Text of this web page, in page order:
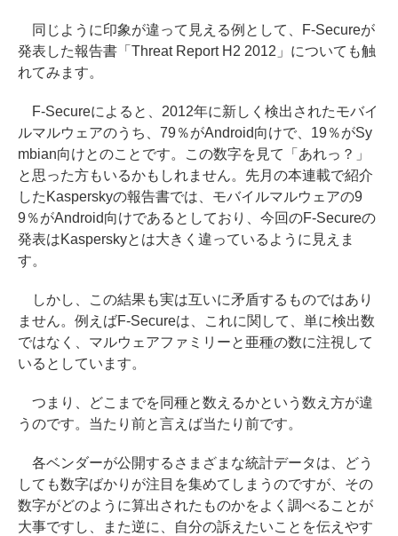
同じように印象が違って見える例として、F-Secureが
発表した報告書「Threat Report H2 2012」についても触
れてみます。
F-Secureによると、2012年に新しく検出されたモバイ
ルマルウェアのうち、79％がAndroid向けで、19％がSy
mbian向けとのことです。この数字を見て「あれっ？」
と思った方もいるかもしれません。先月の本連載で紹介
したKasperskyの報告書では、モバイルマルウェアの9
9％がAndroid向けであるとしており、今回のF-Secureの
発表はKasperskyとは大きく違っているように見えま
す。
しかし、この結果も実は互いに矛盾するものではあり
ません。例えばF-Secureは、これに関して、単に検出数
ではなく、マルウェアファミリーと亜種の数に注視して
いるとしています。
つまり、どこまでを同種と数えるかという数え方が違
うのです。当たり前と言えば当たり前です。
各ベンダーが公開するさまざまな統計データは、どう
しても数字ばかりが注目を集めてしまうのですが、その
数字がどのように算出されたものかをよく調べることが
大事ですし、また逆に、自分の訴えたいことを伝えやす